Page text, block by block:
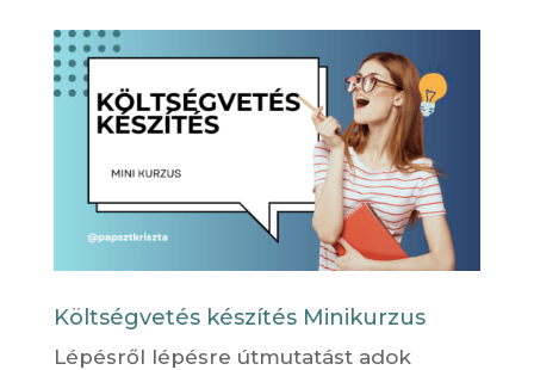
Költségvetés készítés Minikurzus
Lépésről lépésre útmutatást adok